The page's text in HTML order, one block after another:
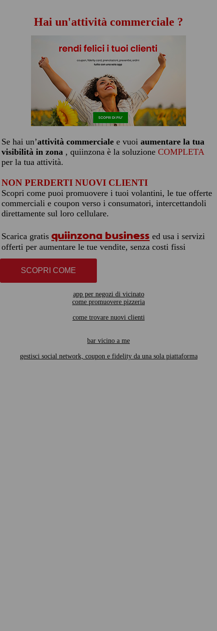
Hai un'attività commerciale ?
Se hai un’attività commerciale e vuoi aumentare la tua
visibilità in zona , quiinzona è la soluzione COMPLETA
per la tua attività.
NON PERDERTI NUOVI CLIENTI
Scopri come puoi promuovere i tuoi volantini, le tue offerte
commerciali e coupon verso i consumatori, intercettandoli
direttamente sul loro cellulare.
Scarica gratis quiinzona business ed usa i servizi
offerti per aumentare le tue vendite, senza costi fissi
SCOPRI COME
app per negozi di vicinato
come promuovere pizzeria
come trovare nuovi clienti
bar vicino a me
gestisci social network, coupon e fidelity da una sola piattaforma